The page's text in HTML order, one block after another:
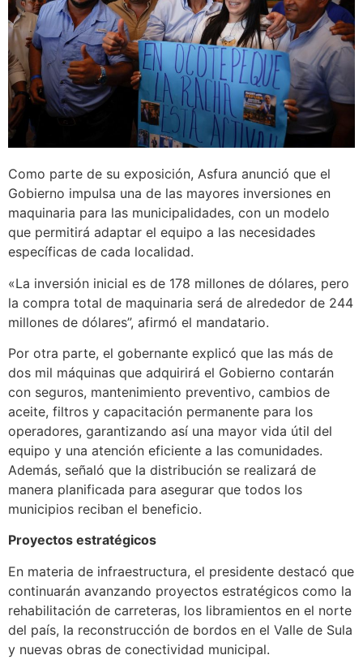
Como parte de su exposición, Asfura anunció que el
Gobierno impulsa una de las mayores inversiones en
maquinaria para las municipalidades, con un modelo
que permitirá adaptar el equipo a las necesidades
específicas de cada localidad.
«La inversión inicial es de 178 millones de dólares, pero
la compra total de maquinaria será de alrededor de 244
millones de dólares”, afirmó el mandatario.
Por otra parte, el gobernante explicó que las más de
dos mil máquinas que adquirirá el Gobierno contarán
con seguros, mantenimiento preventivo, cambios de
aceite, filtros y capacitación permanente para los
operadores, garantizando así una mayor vida útil del
equipo y una atención eficiente a las comunidades.
Además, señaló que la distribución se realizará de
manera planificada para asegurar que todos los
municipios reciban el beneficio.
Proyectos estratégicos
En materia de infraestructura, el presidente destacó que
continuarán avanzando proyectos estratégicos como la
rehabilitación de carreteras, los libramientos en el norte
del país, la reconstrucción de bordos en el Valle de Sula
y nuevas obras de conectividad municipal.